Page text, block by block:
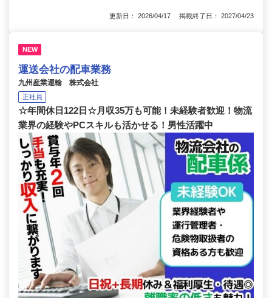
更新日： 2026/04/17 掲載終了日： 2027/04/23
NEW
運送会社の配車業務
九州産業運輸 株式会社
正社員
☆年間休日122日☆月収35万も可能！未経験者歓迎！物流
業界の経験やPCスキルも活かせる！男性活躍中